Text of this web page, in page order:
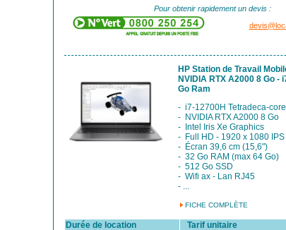
Pour obtenir rapidement un devis :
HP Station de Travail
NVIDIA RTX A2000 8 Go -
Go Ram
- i7-12700H Tetradeca-core
- NVIDIA RTX A2000 8 Go
- Intel Iris Xe Graphics
- Full HD - 1920 x 1080 IPS
- Écran 39,6 cm (15,6")
- 32 Go RAM (max 64 Go)
- 512 Go SSD
- Wifi ax - Lan RJ45
- ...
FICHE COMPLÈTE
Durée de location
Tarif unitaire